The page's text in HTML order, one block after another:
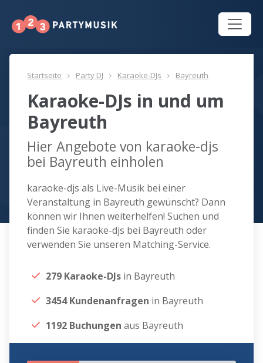
Startseite Party DJ Karaoke-DJs Bayreuth
Karaoke-DJs in und um
Bayreuth
Hier Angebote von karaoke-djs
bei Bayreuth einholen
karaoke-djs als Live-Musik bei einer
Veranstaltung in Bayreuth gewünscht? Dann
können wir Ihnen weiterhelfen! Suchen und
finden Sie karaoke-djs bei Bayreuth oder
verwenden Sie unseren Matching-Service.
279 Karaoke-DJs in Bayreuth
3454 Kundenanfragen in Bayreuth
1192 Buchungen aus Bayreuth